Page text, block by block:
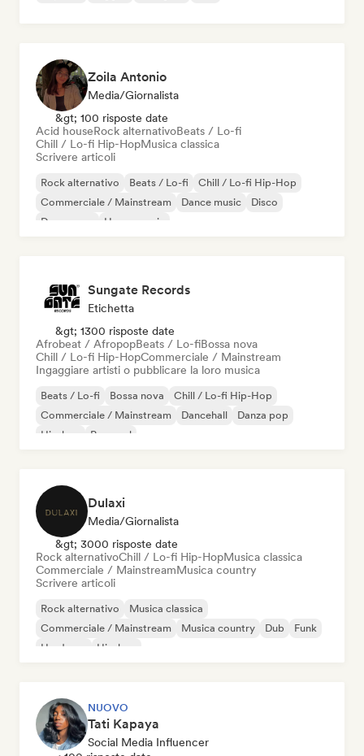
Zoila Antonio
Media/Giornalista
&gt; 100 risposte date
Acid houseRock alternativoBeats / Lo-fi
Chill / Lo-fi Hip-HopMusica classica
Scrivere articoli
Rock alternativo Beats / Lo-fi
Chill / Lo-fi Hip-Hop
Commerciale / Mainstream
Dance music
Disco
Dream pop
House music
Sungate Records
Etichetta
&gt; 1300 risposte date
Afrobeat / AfropopBeats / Lo-fiBossa nova
Chill / Lo-fi Hip-HopCommerciale / Mainstream
Ingaggiare artisti o pubblicare la loro musica
Beats / Lo-fi Bossa nova
Chill / Lo-fi Hip-Hop
Commerciale / Mainstream
Dancehall
Danza pop
Hip-hop
Pop soul
Dulaxi
Media/Giornalista
&gt; 3000 risposte date
Rock alternativoChill / Lo-fi Hip-HopMusica classica
Commerciale / MainstreamMusica country
Scrivere articoli
Rock alternativo
Musica classica
Commerciale / Mainstream
Musica country Dub
Funk
Hardcore
Hip-hop
NUOVO
Tati Kapaya
Social Media Influencer